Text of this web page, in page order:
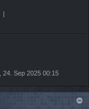
, 24. Sep 2025 00:15